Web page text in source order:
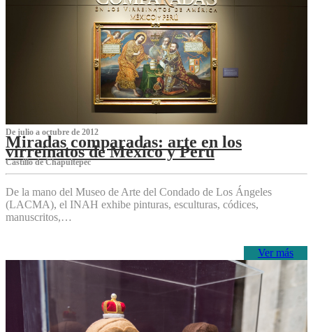
De julio a octubre de 2012
Miradas comparadas: arte en los
virreinatos de México y Perú
Castillo de Chapultepec
De la mano del Museo de Arte del Condado de Los Ángeles
(LACMA), el INAH exhibe pinturas, esculturas, códices,
manuscritos,…
Ver más